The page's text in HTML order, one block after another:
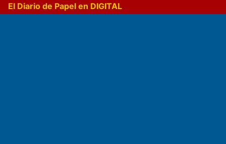
El Diario de Papel en DIGITAL